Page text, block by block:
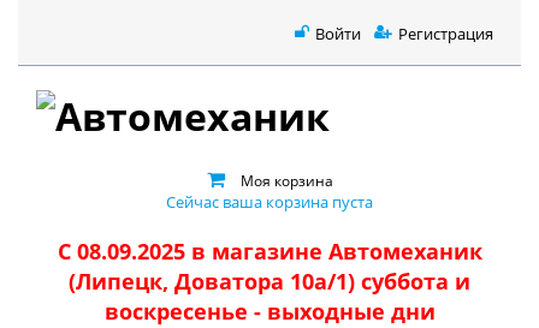
Войти Регистрация
Моя корзина
Сейчас ваша корзина пуста
С 08.09.2025 в магазине Автомеханик
(Липецк, Доватора 10а/1) суббота и
воскресенье - выходные дни